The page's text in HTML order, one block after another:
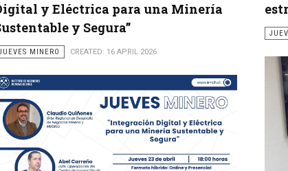
y Eléctrica para una Minería
y Segura”
MINERO CREATED: 16 APRIL 2026